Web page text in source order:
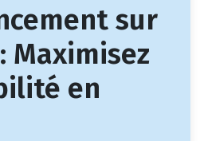
sur
Maximisez
en